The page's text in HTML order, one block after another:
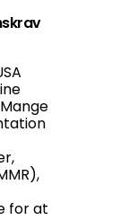
for at